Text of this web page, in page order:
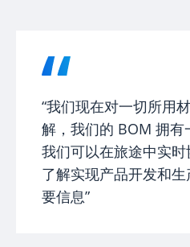
“我们现在对一切所用
解，我们的 BOM 拥有
我们可以在旅途中实
了解实现产品开发和
要信息”